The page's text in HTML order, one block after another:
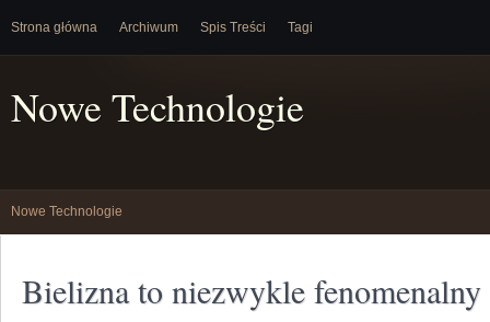
Strona główna Archiwum Spis Treści Tagi
Nowe Technologie
Nowe Technologie
Bielizna to niezwykle fenomenalny